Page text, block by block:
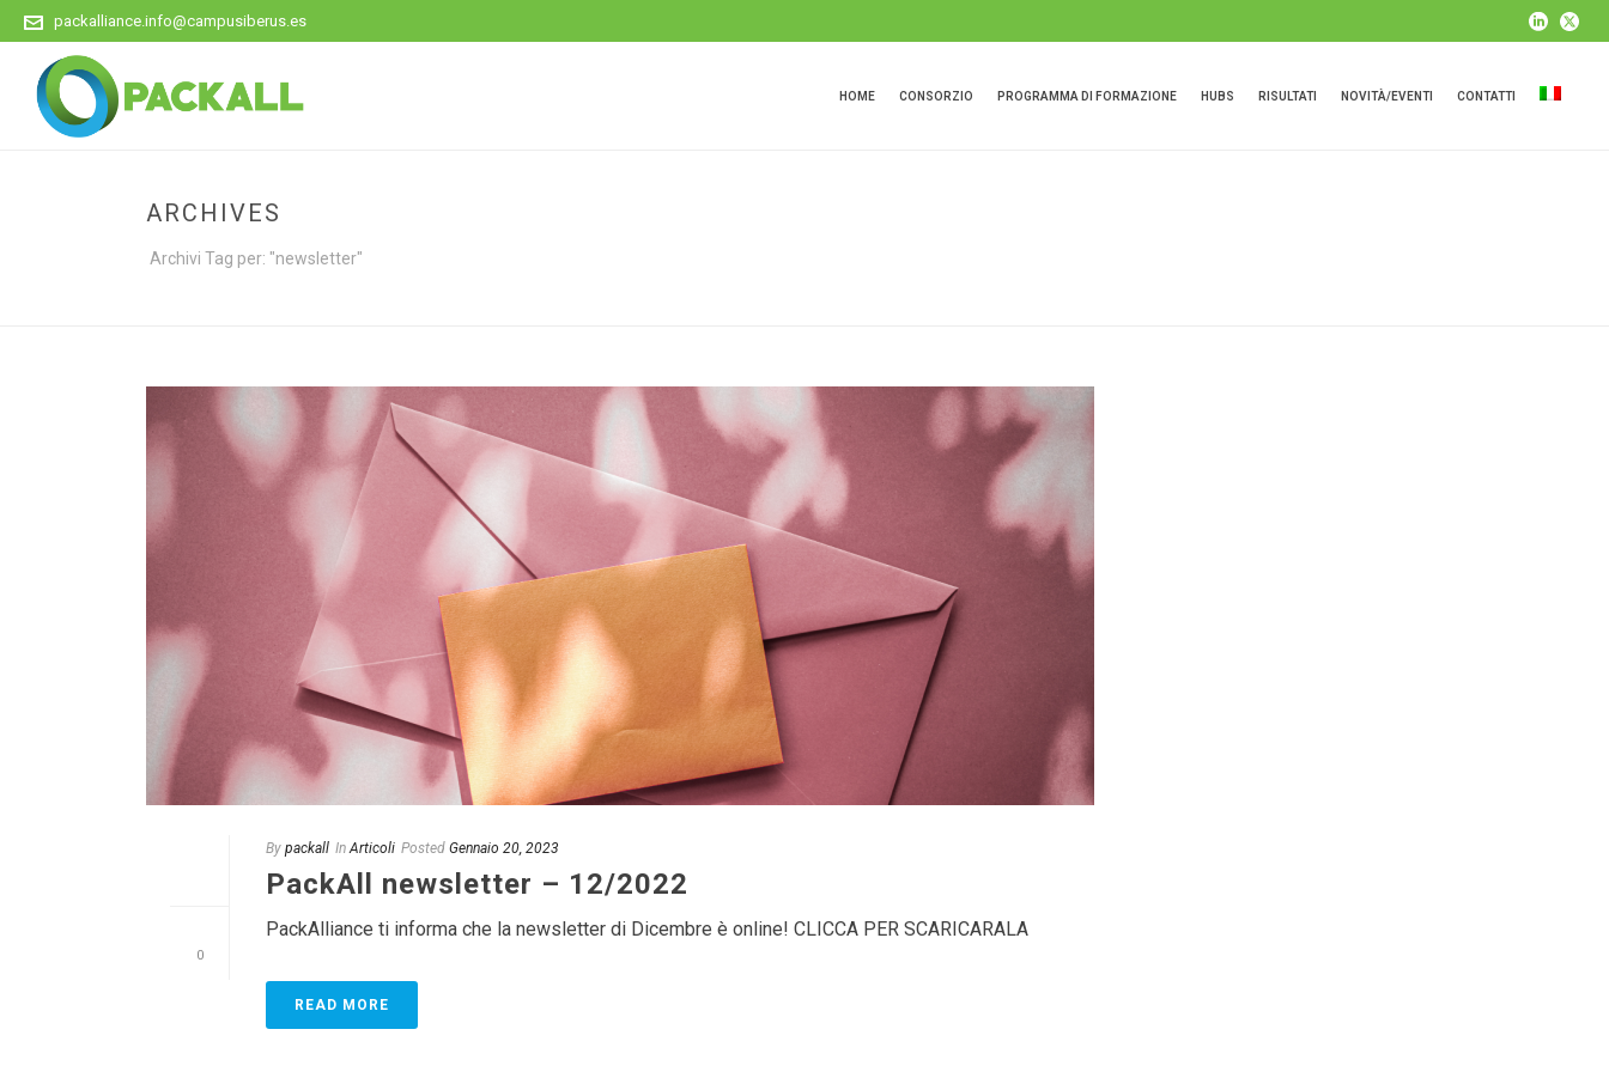
packalliance.info@campusiberus.es
HOME CONSORZIO PROGRAMMA DI FORMAZIONE HUBS RISULTATI NOVITÀ/EVENTI CONTATTI
ARCHIVES
Archivi Tag per: "newsletter"
0
By packall In Articoli Posted Gennaio 20, 2023
PackAll newsletter – 12/2022
PackAlliance ti informa che la newsletter di Dicembre è online! CLICCA PER SCARICARALA
READ MORE